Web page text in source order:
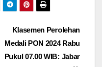
Klasemen Perolehan
Medali PON 2024 Rabu
Pukul 07.00 WIB: Jabar